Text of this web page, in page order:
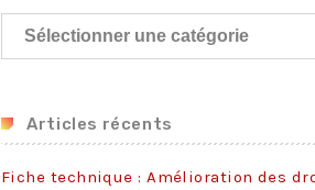
g
o
r
Articles récents
Fiche technique : Amélioration des